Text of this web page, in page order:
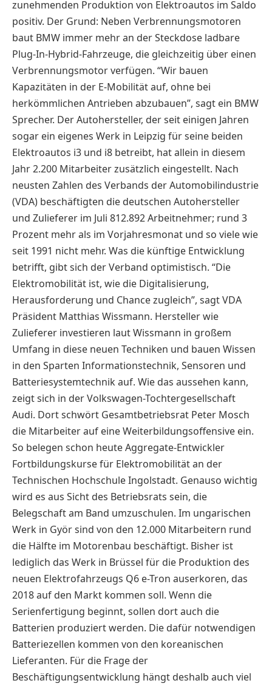
zunehmenden Produktion von Elektroautos im Saldo
positiv. Der Grund: Neben Verbrennungsmotoren
baut BMW immer mehr an der Steckdose ladbare
Plug-In-Hybrid-Fahrzeuge, die gleichzeitig über einen
Verbrennungsmotor verfügen. “Wir bauen
Kapazitäten in der E-Mobilität auf, ohne bei
herkömmlichen Antrieben abzubauen”, sagt ein BMW
Sprecher. Der Autohersteller, der seit einigen Jahren
sogar ein eigenes Werk in Leipzig für seine beiden
Elektroautos i3 und i8 betreibt, hat allein in diesem
Jahr 2.200 Mitarbeiter zusätzlich eingestellt. Nach
neusten Zahlen des Verbands der Automobilindustrie
(VDA) beschäftigten die deutschen Autohersteller
und Zulieferer im Juli 812.892 Arbeitnehmer; rund 3
Prozent mehr als im Vorjahresmonat und so viele wie
seit 1991 nicht mehr. Was die künftige Entwicklung
betrifft, gibt sich der Verband optimistisch. “Die
Elektromobilität ist, wie die Digitalisierung,
Herausforderung und Chance zugleich”, sagt VDA
Präsident Matthias Wissmann. Hersteller wie
Zulieferer investieren laut Wissmann in großem
Umfang in diese neuen Techniken und bauen Wissen
in den Sparten Informationstechnik, Sensoren und
Batteriesystemtechnik auf. Wie das aussehen kann,
zeigt sich in der Volkswagen-Tochtergesellschaft
Audi. Dort schwört Gesamtbetriebsrat Peter Mosch
die Mitarbeiter auf eine Weiterbildungsoffensive ein.
So belegen schon heute Aggregate-Entwickler
Fortbildungskurse für Elektromobilität an der
Technischen Hochschule Ingolstadt. Genauso wichtig
wird es aus Sicht des Betriebsrats sein, die
Belegschaft am Band umzuschulen. Im ungarischen
Werk in Györ sind von den 12.000 Mitarbeitern rund
die Hälfte im Motorenbau beschäftigt. Bisher ist
lediglich das Werk in Brüssel für die Produktion des
neuen Elektrofahrzeugs Q6 e-Tron auserkoren, das
2018 auf den Markt kommen soll. Wenn die
Serienfertigung beginnt, sollen dort auch die
Batterien produziert werden. Die dafür notwendigen
Batteriezellen kommen von den koreanischen
Lieferanten. Für die Frage der
Beschäftigungsentwicklung hängt deshalb auch viel